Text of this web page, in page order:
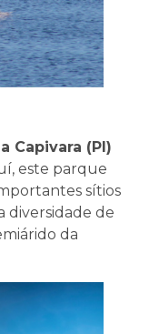
Capivara (PI)
este parque
sítios
diversidade de
da